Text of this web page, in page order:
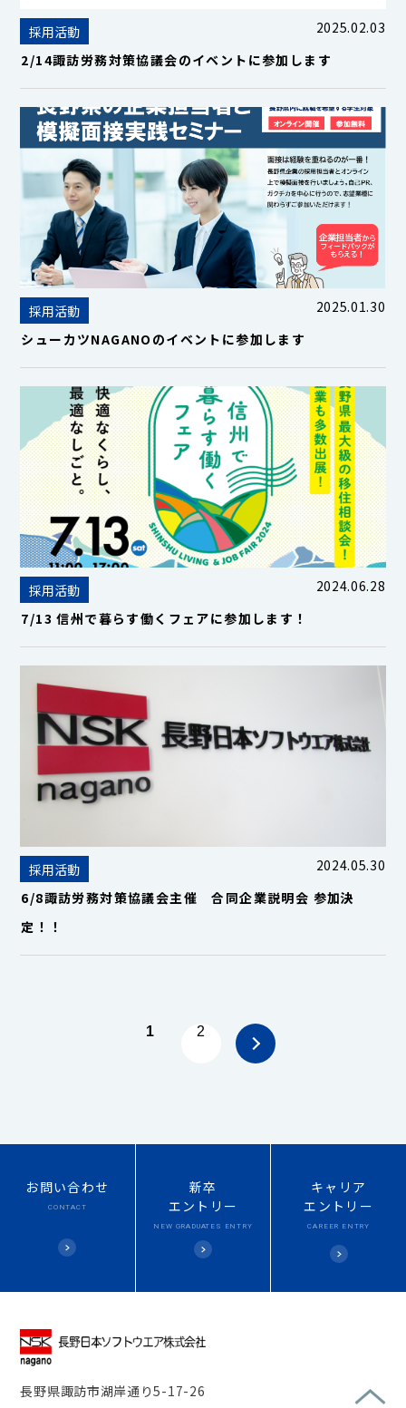
採用活動
2025.02.03
2/14諏訪労務対策協議会のイベントに参加します
採用活動
2025.01.30
シューカツNAGANOのイベントに参加します
採用活動
2024.06.28
7/13 信州で暮らす働くフェアに参加します！
採用活動
2024.05.30
6/8諏訪労務対策協議会主催 合同企業説明会 参加決
定！！
1 2
お問い合わせ
CONTACT
新卒
エントリー
NEW GRADUATES ENTRY
キャリア
エントリー
CAREER ENTRY
長野県諏訪市湖岸通り5-17-26